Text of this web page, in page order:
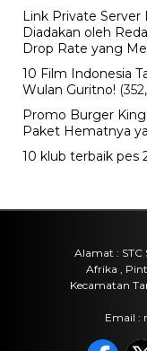
Link Private Server
Diadakan oleh
Drop Rate yang
10 Film Indonesia
Wulan Guritno!
Promo Burger King
Paket Hematnya
10 klub terbaik pes
Alamat : STC
Afrika ,
Kecamatan
Email :